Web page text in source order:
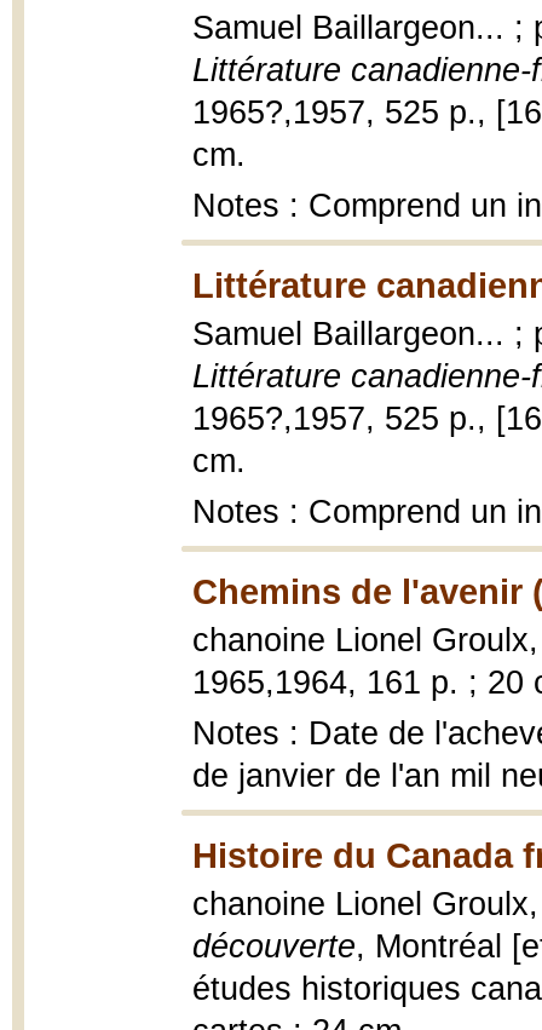
Samuel Baillargeon... ;
Littérature canadienne-
1965?,1957, 525 p.,
cm.
Notes : Comprend un
Littérature
Samuel Baillargeon... ;
Littérature canadienne-
1965?,1957, 525 p.,
cm.
Notes : Comprend un
Chemins de l'avenir
chanoine Lionel
1965,1964, 161 p. ; 20
Notes : Date de
de janvier de l'an mil
Histoire du Canada
chanoine Lionel
découverte, Montréal
études historiques